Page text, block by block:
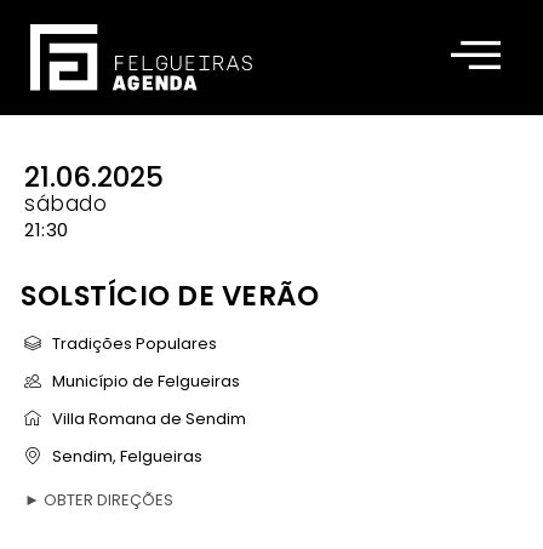
21.06.2025
sábado
21:30
SOLSTÍCIO DE VERÃO
Tradições Populares
Município de Felgueiras
Villa Romana de Sendim
Sendim, Felgueiras
► OBTER DIREÇÕES